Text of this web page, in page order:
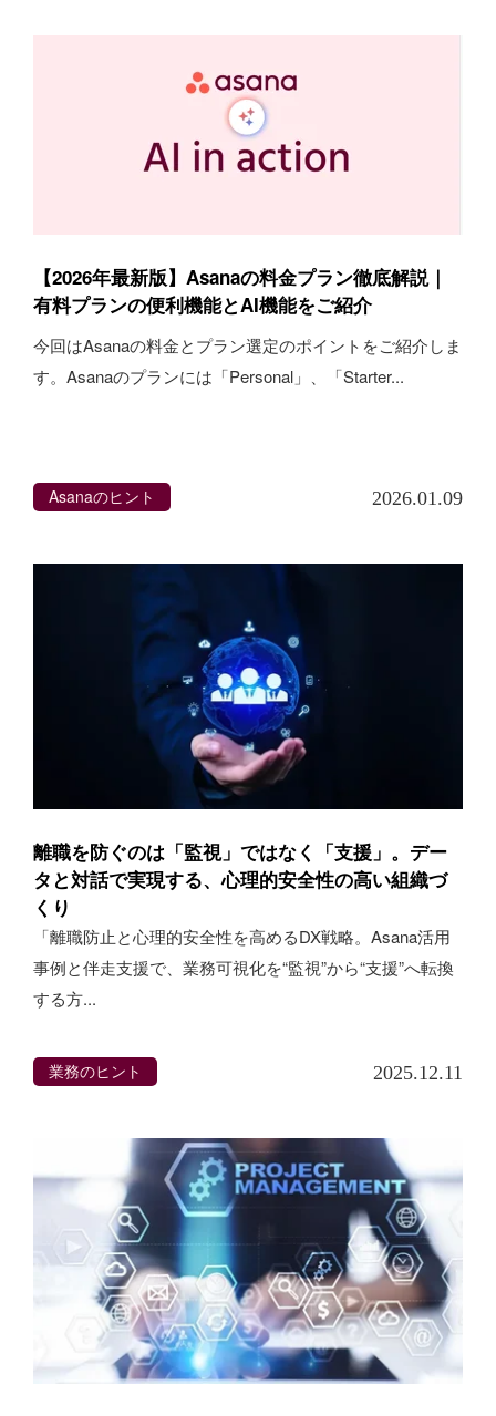
【2026年最新版】Asanaの料金プラン徹底解説｜
有料プランの便利機能とAI機能をご紹介
今回はAsanaの料金とプラン選定のポイントをご紹介しま
す。Asanaのプランには「Personal」、「Starter...
Asanaのヒント 2026.01.09
離職を防ぐのは「監視」ではなく「支援」。デー
タと対話で実現する、心理的安全性の高い組織づ
くり
「離職防止と心理的安全性を高めるDX戦略。Asana活用
事例と伴走支援で、業務可視化を“監視”から“支援”へ転換
する方...
業務のヒント 2025.12.11